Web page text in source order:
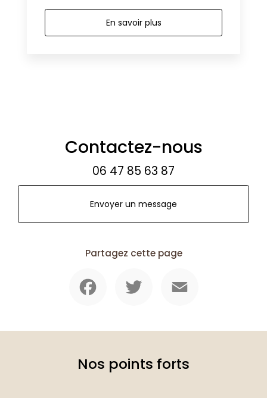
En savoir plus
Contactez-nous
06 47 85 63 87
Envoyer un message
Partagez cette page
Nos points forts